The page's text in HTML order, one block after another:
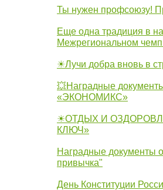
Ты нужен профсоюзу!
Еще одна традиция в
Межрегиональном
☀Лучи добра вновь в
💥Наградные
«ЭКОНОМИКС»
☀ОТДЫХ И
КЛЮЧ»
Наградные документы
привычка"
День Конституции